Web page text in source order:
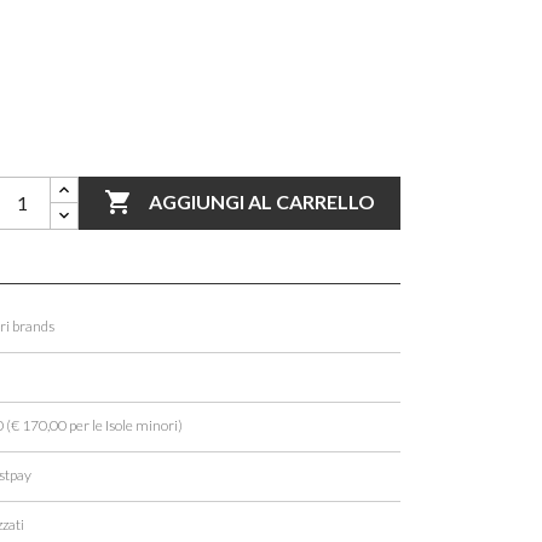
 AGGIUNGI AL CARRELLO
brands
(€ 170,00 per le Isole minori)